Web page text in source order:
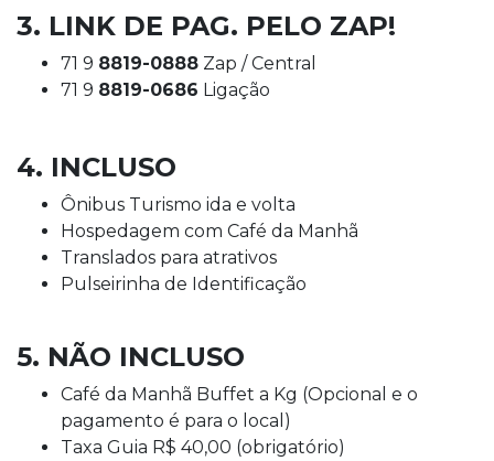
3. LINK DE PAG. PELO ZAP!
71 9 8819-0888 Zap / Central
71 9 8819-0686 Ligação
4. INCLUSO
Ônibus Turismo ida e volta
Hospedagem com Café da Manhã
Translados para atrativos
Pulseirinha de Identificação
5. NÃO INCLUSO
Café da Manhã Buffet a Kg (Opcional e o
pagamento é para o local)
Taxa Guia R$ 40,00 (obrigatório)